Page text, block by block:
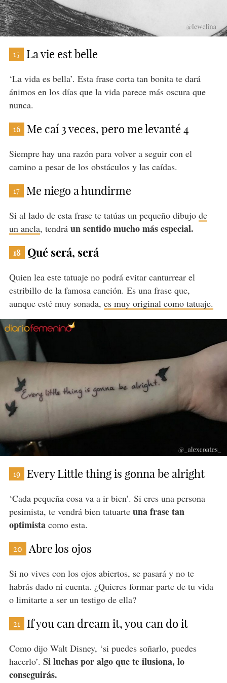
15 La vie est belle
‘La vida es bella’. Esta frase corta tan bonita te dará
ánimos en los días que la vida parece más oscura que
nunca.
16 Me caí 3 veces, pero me levanté 4
Siempre hay una razón para volver a seguir con el
camino a pesar de los obstáculos y las caídas.
17 Me niego a hundirme
Si al lado de esta frase te tatúas un pequeño dibujo de
un ancla, tendrá un sentido mucho más especial.
18 Qué será, será
Quien lea este tatuaje no podrá evitar canturrear el
estribillo de la famosa canción. Es una frase que,
aunque esté muy sonada, es muy original como tatuaje.
19 Every Little thing is gonna be alright
‘Cada pequeña cosa va a ir bien’. Si eres una persona
pesimista, te vendrá bien tatuarteuna frase tan
optimistacomo esta.
20 Abre los ojos
Si no vives con los ojos abiertos, se pasará y no te
habrás dado ni cuenta. ¿Quieres formar parte de tu vida
o limitarte a ser un testigo de ella?
21 If you can dream it, you can do it
Como dijo Walt Disney, ‘si puedes soñarlo, puedes
hacerlo’. Si luchas por algo que te ilusiona, lo
conseguirás.